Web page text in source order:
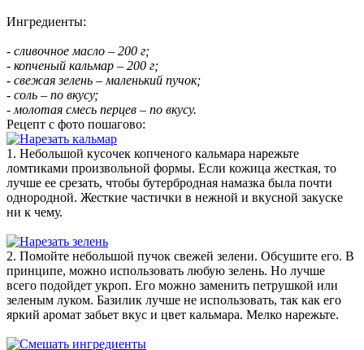
Ингредиенты:
- сливочное масло – 200 г;
- копченый кальмар – 200 г;
- свежая зелень – маленький пучок;
- соль – по вкусу;
- молотая смесь перцев – по вкусу.
Рецепт с фото пошагово:
1. Небольшой кусочек копченого кальмара нарежьте
ломтиками произвольной формы. Если кожица жесткая, то
лучше ее срезать, чтобы бутербродная намазка была почти
однородной. Жесткие частички в нежной и вкусной закуске
ни к чему.
2. Помойте небольшой пучок свежей зелени. Обсушите его. В
принципе, можно использовать любую зелень. Но лучше
всего подойдет укроп. Его можно заменить петрушкой или
зеленым луком. Базилик лучше не использовать, так как его
яркий аромат забьет вкус и цвет кальмара. Мелко нарежьте.